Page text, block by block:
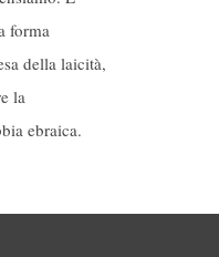
forma
della laicità,
la
ebraica.